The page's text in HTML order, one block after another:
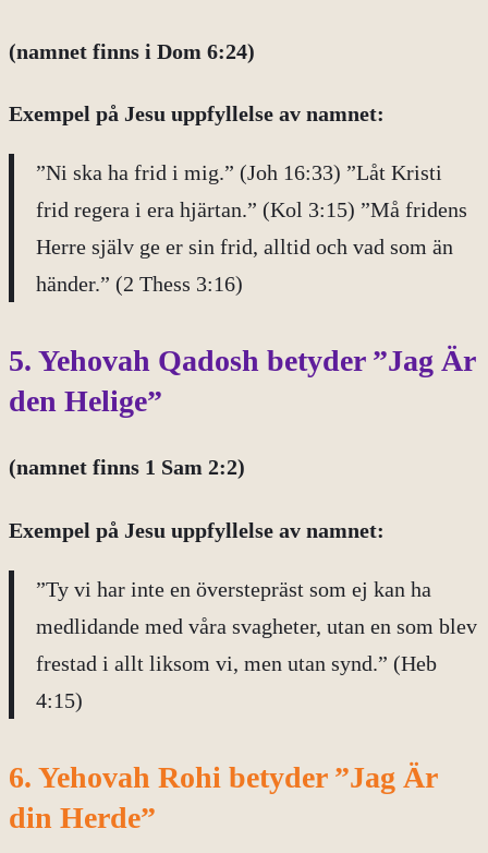
(namnet finns i Dom 6:24)
Exempel på Jesu uppfyllelse av namnet:
”Ni ska ha frid i mig.” (Joh 16:33) ”Låt Kristi
frid regera i era hjärtan.” (Kol 3:15) ”Må fridens
Herre själv ge er sin frid, alltid och vad som än
händer.” (2 Thess 3:16)
5. Yehovah Qadosh betyder ”Jag Är
den Helige”
(namnet finns 1 Sam 2:2)
Exempel på Jesu uppfyllelse av namnet:
”Ty vi har inte en överstepräst som ej kan ha
medlidande med våra svagheter, utan en som blev
frestad i allt liksom vi, men utan synd.” (Heb
4:15)
6. Yehovah Rohi betyder ”Jag Är
din Herde”